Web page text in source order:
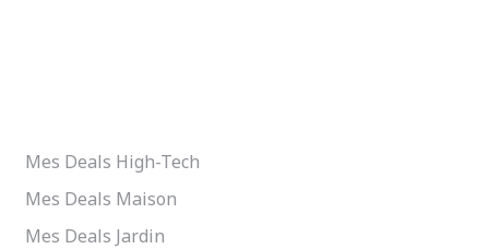
Mes Deals High-Tech
Mes Deals Maison
Mes Deals Jardin